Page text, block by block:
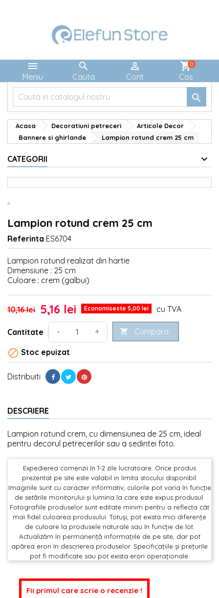

Meniu

Cauta

Cont
shopping_cart
Cos
0

Acasa Decoratiuni petreceri
Articole Decor
Bannere si ghirlande
Lampion rotund crem 25 cm
CATEGORII
Lampion rotund crem 25 cm
Referinta ES6704
Lampion rotund realizat din hartie
Dimensiune : 25 cm
Culoare : crem (galbui)
10,16 lei 5,16 lei Economiseste 5,00 lei cu TVA
Cantitate - +  Cumpara
 Stoc epuizat
Distribuiti
DESCRIERE
Lampion rotund crem, cu dimensiunea de 25 cm, ideal
pentru decorul petrecerilor sau a sedintei foto.
Expedierea comenzii în 1-2 zile lucratoare. Orice produs
prezentat pe site este valabil in limita stocului disponibil.
Imaginile sunt cu caracter informativ, culorile pot varia în funcție
de setările monitorului și lumina la care este expus produsul.
Fotografiile produselor sunt editate minim pentru a reflecta cât
mai fidel culoarea produsului. Totuși, pot exista mici diferențe
de culoare la produsele naturale sau în funcție de lot.
Actualizăm în permanență informațiile de pe site, dar pot
apărea erori în descrierea produselor. Specificațiile și prețurile
pot fi modificate sau pot exista erori operaționale.
Fii primul care scrie o recenzie !